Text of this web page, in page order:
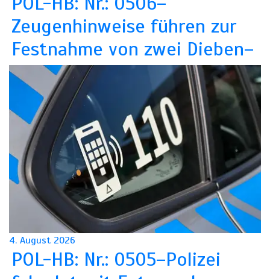
Zeugenhinweise führen zur
Festnahme von zwei Dieben–
4. August 2026
POL-HB: Nr.: 0505–Polizei